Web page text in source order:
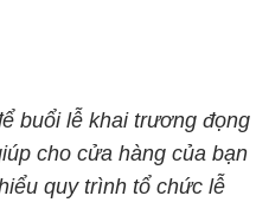
buổi lễ khai trương đọng
cho cửa hàng của bạn
quy trình tổ chức lễ